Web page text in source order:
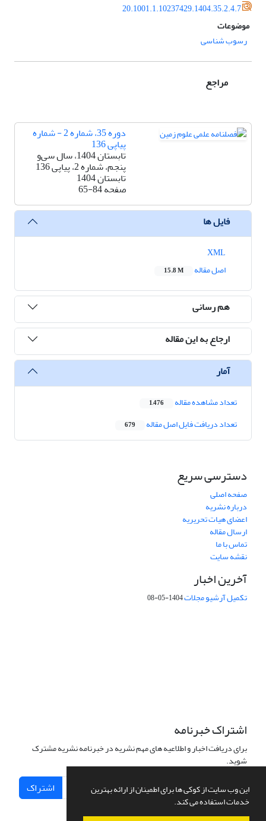
این وب سایت از کوکی ها برای اطمینان از ارائه بهترین
خدمات استفاده می کند.
20.1001.1.10237429.1404.35.2.4.7
موضوعات
رسوب شناسی
مراجع
دوره 35، شماره 2 - شماره
پیاپی 136
تابستان 1404، سال سی‌و
پنجم، شماره 2، پیاپی 136
تابستان 1404
صفحه65-84
فایل ها
اصل مقاله
15.8 M
هم رسانی
ارجاع به این مقاله
آمار
تعداد مشاهده مقاله 1,476
تعداد دریافت فایل اصل مقاله 679
دسترسی سریع
صفحه اصلی
درباره نشریه
اعضای هیات تحریریه
ارسال مقاله
تماس با ما
نقشه سایت
آخرین اخبار
تکمیل آرشیو مجلات1404-05-08
اشتراک خبرنامه
برای دریافت اخبار و اطلاعیه های مهم نشریه در خبرنامه نشریه مشترک
شوید.
اشتراک